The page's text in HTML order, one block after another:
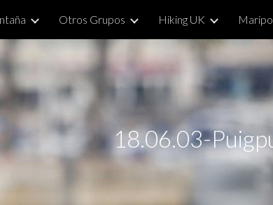
Skip to navigation
Otros Grupos Hiking UK
18.06.03-